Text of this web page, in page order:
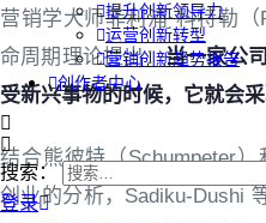
提升创新领导力
运营创新转型
营销创新趋势报告
创作者中心
搜索：
登录
营销学大师菲利浦·科特勒
命周期理论提出：当一家公
受新兴事物的时候，它就会
结合熊彼特（Schumpeter
创业的分析，Sadiku-Dushi